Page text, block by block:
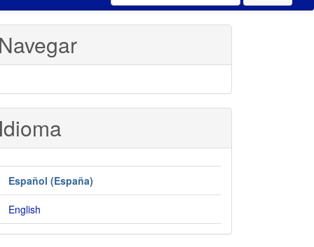
Navegar
Idioma
Español (España)
English